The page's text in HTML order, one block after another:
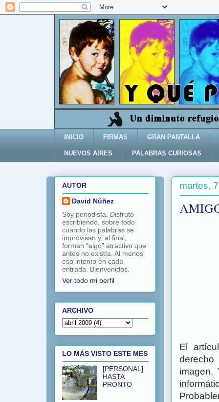
INICIO FIRMAS GRAN PANTALLA
NUEVOS AIRES PALABRAS CURIOSAS
martes,
El
imagen.
AUTOR
David Núñez
Soy periodista. Disfruto
escribiendo, sobre todo
cuando las palabras se
improvisan y, al final,
forman "algo" atractivo que
antes no existía. Al menos
eso intento en cada
entrada. Bienvenidos.
Ver todo mi perfil
ARCHIVO
LO MÁS VISTO ESTE MES
[PERSONAL]
HASTA
PRONTO